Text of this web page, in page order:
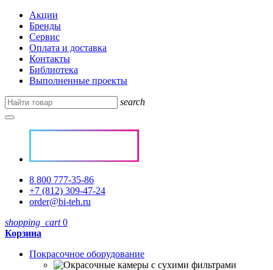
Акции
Бренды
Сервис
Оплата и доставка
Контакты
Библиотека
Выполненные проекты
search
8 800 777-35-86
+7 (812) 309-47-24
order@bi-teh.ru
shopping_cart 0
Корзина
Покрасочное оборудование